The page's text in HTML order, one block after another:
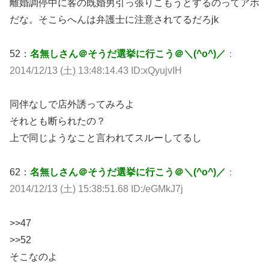
離婚調停中に客の既婚男引っ張りこもうとするのってアホ
だな。そこらへんは弁護士に注意されてるだろjk
52： 名無しさん＠そうだ選挙に行こう＠＼(^o^)／ ：
2014/12/13 (土) 13:48:14.43 ID:xQyujvIH
同伴なしで店外誘ってみろよ
それとも断られたの？
上で同じようなこと言われてスルーしてるし
62： 名無しさん＠そうだ選挙に行こう＠＼(^o^)／ ：
2014/12/13 (土) 15:38:51.68 ID:/eGMkJ7j
>>47
>>52
そこなのよ